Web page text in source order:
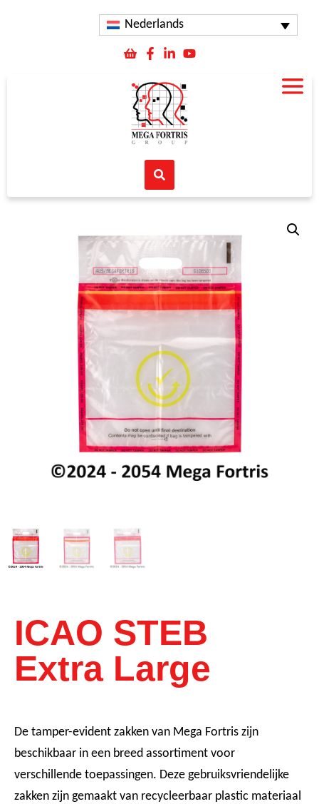
Nederlands
ICAO STEB
Extra Large
De tamper-evident zakken van Mega Fortris zijn
beschikbaar in een breed assortiment voor
verschillende toepassingen. Deze gebruiksvriendelijke
zakken zijn gemaakt van recycleerbaar plastic materiaal